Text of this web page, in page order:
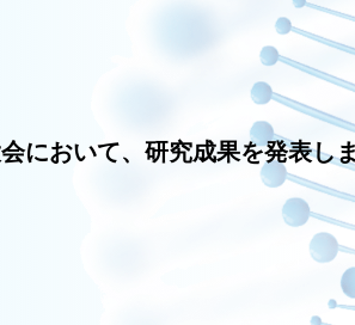
において、研究成果を発表し